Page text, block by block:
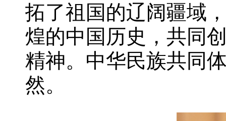
拓了祖国的辽阔疆域
煌的中国历史，共同
精神。中华民族共同
然。